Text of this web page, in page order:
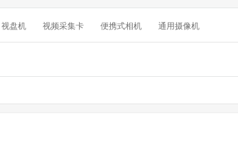
视盘机 视频采集卡 便携式相机 通用摄像机